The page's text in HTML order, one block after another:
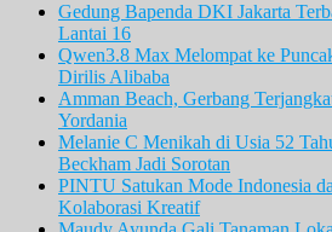
Gedung Bapenda DKI Jakarta
Lantai 16
Qwen3.8 Max Melompat ke
Dirilis Alibaba
Amman Beach, Gerbang
Yordania
Melanie C Menikah di Usia 52
Beckham Jadi Sorotan
PINTU Satukan Mode Indonesia
Kolaborasi Kreatif